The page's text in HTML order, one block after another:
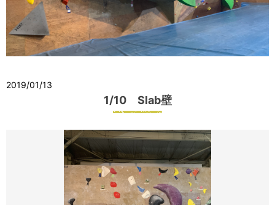
2019/01/13
1/10 Slab壁